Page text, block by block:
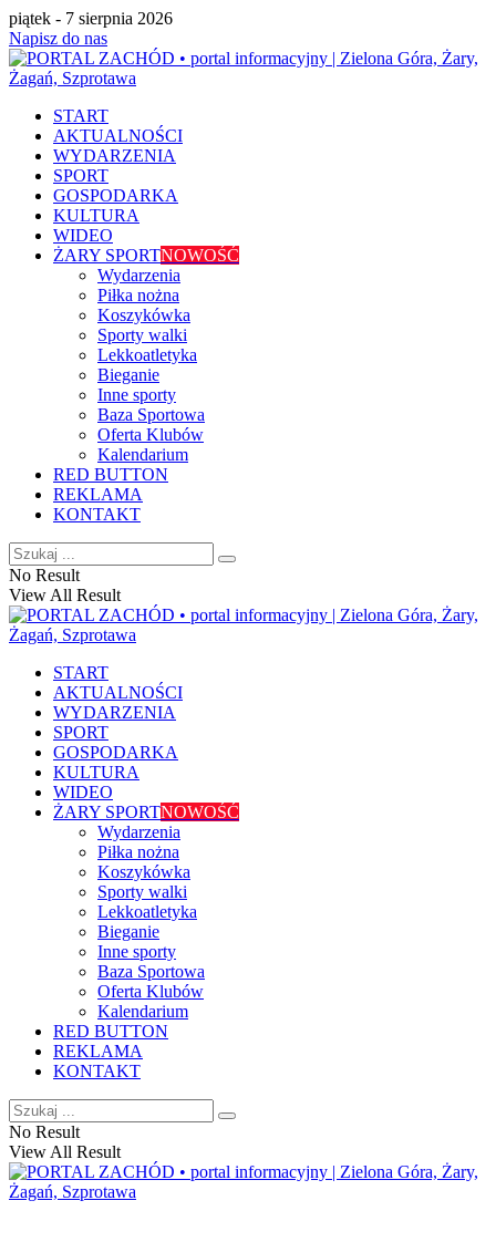
piątek - 7 sierpnia 2026
Napisz do nas
START
AKTUALNOŚCI
WYDARZENIA
SPORT
GOSPODARKA
KULTURA
WIDEO
ŻARY SPORTNOWOŚĆ
Wydarzenia
Piłka nożna
Koszykówka
Sporty walki
Lekkoatletyka
Bieganie
Inne sporty
Baza Sportowa
Oferta Klubów
Kalendarium
RED BUTTON
REKLAMA
KONTAKT
No Result
View All Result
START
AKTUALNOŚCI
WYDARZENIA
SPORT
GOSPODARKA
KULTURA
WIDEO
ŻARY SPORTNOWOŚĆ
Wydarzenia
Piłka nożna
Koszykówka
Sporty walki
Lekkoatletyka
Bieganie
Inne sporty
Baza Sportowa
Oferta Klubów
Kalendarium
RED BUTTON
REKLAMA
KONTAKT
No Result
View All Result